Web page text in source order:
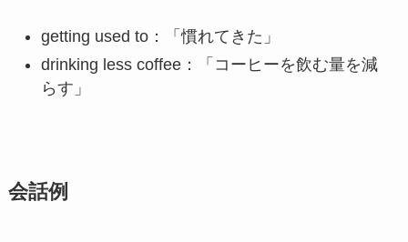
getting used to：「慣れてきた」
drinking less coffee：「コーヒーを飲む量を減
らす」
会話例